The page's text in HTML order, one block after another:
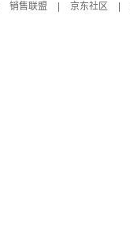
销售联盟 京东社区